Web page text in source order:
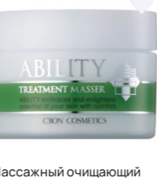
Массажный очищающий